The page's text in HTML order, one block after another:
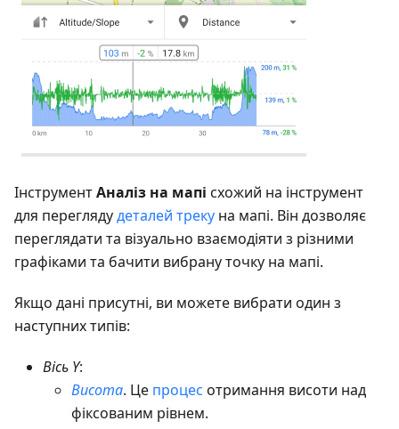
ІнструментАналіз на мапі схожий на інструмент
для переглядудеталей треку на мапі. Він дозволяє
переглядати та візуально взаємодіяти з різними
графіками та бачити вибрану точку на мапі.
Якщо дані присутні, ви можете вибрати один з
наступних типів:
Вісь Y:
Висота. Це процес отримання висоти над
фіксованим рівнем.